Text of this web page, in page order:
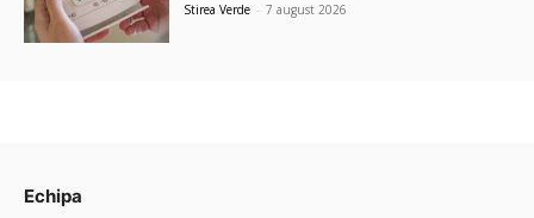
Stirea Verde - 7 august 2026
Echipa